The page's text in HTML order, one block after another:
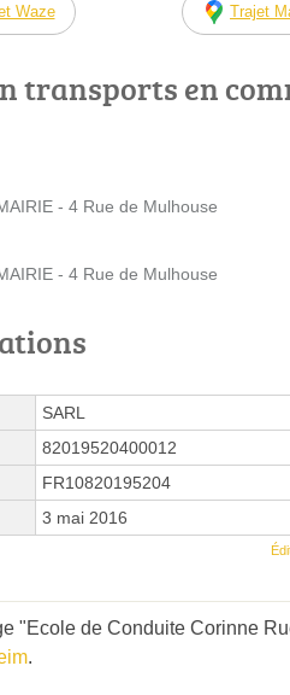
Waze Trajet
transports en
- 4 Rue de Mulhouse
- 4 Rue de Mulhouse
SARL
82019520400012
FR10820195204
3 mai 2016
"Ecole de Conduite Corinne
.